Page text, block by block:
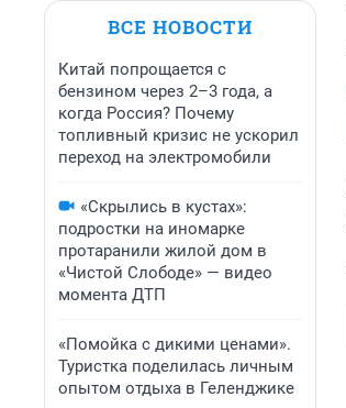
ВСЕ НОВОСТИ
Китай попрощается с
бензином через 2–3 года, а
когда Россия? Почему
топливный кризис не ускорил
переход на электромобили
«Скрылись в кустах»:
подростки на иномарке
протаранили жилой дом в
«Чистой Слободе» — видео
момента ДТП
«Помойка с дикими ценами».
Туристка поделилась личным
опытом отдыха в Геленджике